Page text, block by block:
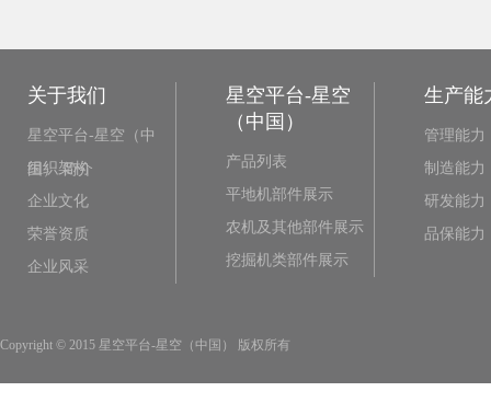
关于我们
星空平台-星空（中
国） 简介
组织架构
企业文化
荣誉资质
企业风采
星空平台-星空
（中国）
产品列表
平地机部件展示
农机及其他部件展示
挖掘机类部件展示
生产能
管理能力
制造能力
研发能力
品保能力
Copyright © 2015 星空平台-星空（中国） 版权所有